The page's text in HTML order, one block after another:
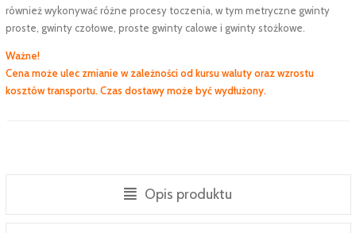
również wykonywać różne procesy toczenia, w tym metryczne gwinty
proste, gwinty czołowe, proste gwinty calowe i gwinty stożkowe.
Ważne!
Cena może ulec zmianie w zależności od kursu waluty oraz wzrostu
kosztów transportu. Czas dostawy może być wydłużony.
Opis produktu